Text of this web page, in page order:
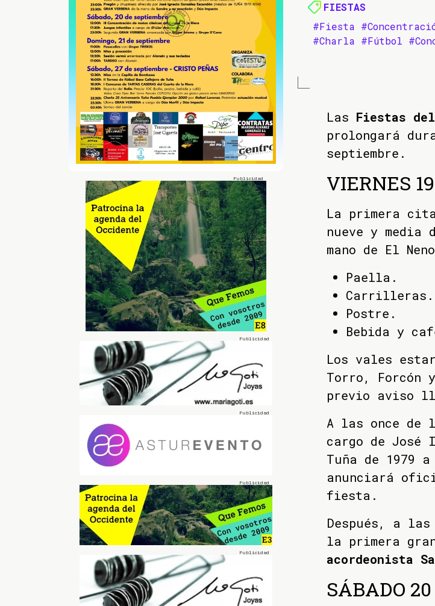
FIESTAS
#Fiesta
#Charla #Fútbol
Las Fiestas
prolongará
septiembre.
VIERNES 19
La primera
nueve y
mano de El
Paella.
Carrilleras.
Postre.
Bebida y
Los vales
Torro, Forcón
previo aviso
A las once de
cargo de José
Tuña de 1979
anunciará
fiesta.
Después, a
la primera
acordeonista
SÁBADO 20